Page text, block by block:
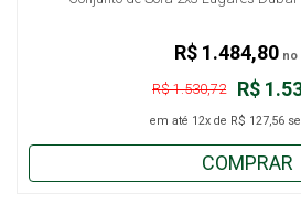
R$
R$ 1.530,72
em até 12x de R$ 127,56
R$ 1.484,80no
COMPRAR